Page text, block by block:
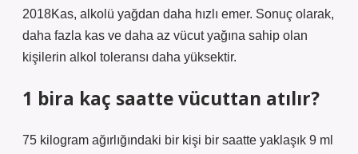
2018Kas, alkolü yağdan daha hızlı emer. Sonuç olarak,
daha fazla kas ve daha az vücut yağına sahip olan
kişilerin alkol toleransı daha yüksektir.
1 bira kaç saatte vücuttan atılır?
75 kilogram ağırlığındaki bir kişi bir saatte yaklaşık 9 ml